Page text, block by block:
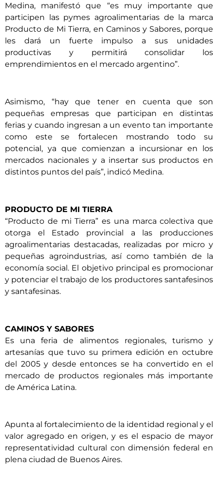
Medina, manifestó que “es muy importante que
participen las pymes agroalimentarias de la marca
Producto de Mi Tierra, en Caminos y Sabores, porque
les dará un fuerte impulso a sus unidades
productivas y permitirá consolidar los
emprendimientos en el mercado argentino”.
Asimismo, “hay que tener en cuenta que son
pequeñas empresas que participan en distintas
ferias y cuando ingresan a un evento tan importante
como este se fortalecen mostrando todo su
potencial, ya que comienzan a incursionar en los
mercados nacionales y a insertar sus productos en
distintos puntos del país”, indicó Medina.
PRODUCTO DE MI TIERRA
“Producto de mi Tierra” es una marca colectiva que
otorga el Estado provincial a las producciones
agroalimentarias destacadas, realizadas por micro y
pequeñas agroindustrias, así como también de la
economía social. El objetivo principal es promocionar
y potenciar el trabajo de los productores santafesinos
y santafesinas.
CAMINOS Y SABORES
Es una feria de alimentos regionales, turismo y
artesanías que tuvo su primera edición en octubre
del 2005 y desde entonces se ha convertido en el
mercado de productos regionales más importante
de América Latina.
Apunta al fortalecimiento de la identidad regional y el
valor agregado en origen, y es el espacio de mayor
representatividad cultural con dimensión federal en
plena ciudad de Buenos Aires.